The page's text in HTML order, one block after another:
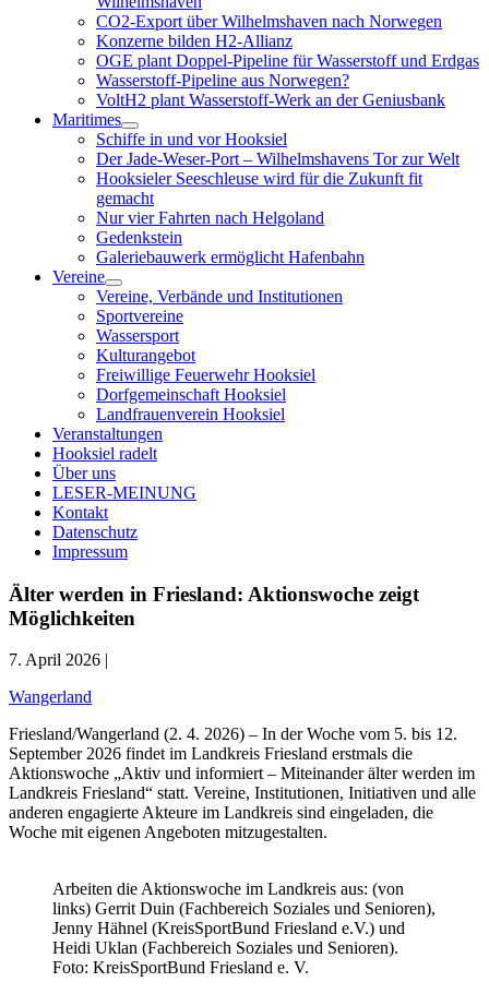
CO2-Export über Wilhelmshaven nach Norwegen
Konzerne bilden H2-Allianz
OGE plant Doppel-Pipeline für Wasserstoff und Erdgas
Wasserstoff-Pipeline aus Norwegen?
VoltH2 plant Wasserstoff-Werk an der Geniusbank
Maritimes
Menü
öffnen
Schiffe in und vor Hooksiel
Der Jade-Weser-Port – Wilhelmshavens Tor zur Welt
Hooksieler Seeschleuse wird für die Zukunft fit
gemacht
Nur vier Fahrten nach Helgoland
Gedenkstein
Galeriebauwerk ermöglicht Hafenbahn
Vereine
Menü
öffnen
Vereine, Verbände und Institutionen
Sportvereine
Wassersport
Kulturangebot
Freiwillige Feuerwehr Hooksiel
Dorfgemeinschaft Hooksiel
Landfrauenverein Hooksiel
Veranstaltungen
Hooksiel radelt
Über uns
LESER-MEINUNG
Kontakt
Datenschutz
Impressum
Älter werden in Friesland: Aktionswoche zeigt
Möglichkeiten
7. April 2026 |
Wangerland
Friesland/Wangerland (2. 4. 2026) – In der Woche vom 5. bis 12.
September 2026 findet im Landkreis Friesland erstmals die
Aktionswoche „Aktiv und informiert – Miteinander älter werden im
Landkreis Friesland“ statt. Vereine, Institutionen, Initiativen und alle
anderen engagierte Akteure im Landkreis sind eingeladen, die
Woche mit eigenen Angeboten mitzugestalten.
Arbeiten die Aktionswoche im Landkreis aus: (von
links) Gerrit Duin (Fachbereich Soziales und Senioren),
Jenny Hähnel (KreisSportBund Friesland e.V.) und
Heidi Uklan (Fachbereich Soziales und Senioren).
Foto: KreisSportBund Friesland e. V.